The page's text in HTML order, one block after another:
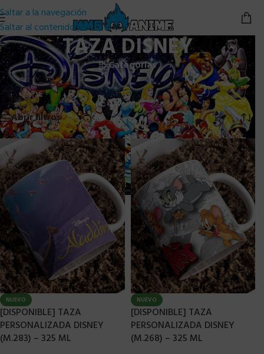
Saltar a la navegación
Saltar al contenido principal
TAZA DISNEY
Categorías
Inicio/TAZAS PERSONALIZADAS/TAZA DISNEY
Mostrando los 14 resultados
Abrir filtros
NUEVO
[DISPONIBLE] TAZA
PERSONALIZADA DISNEY
(M.283) – 325 ML
NUEVO
[DISPONIBLE] TAZA
PERSONALIZADA DISNEY
(M.268) – 325 ML